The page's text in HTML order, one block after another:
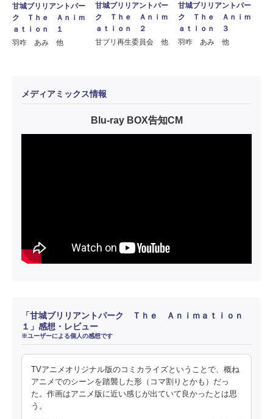
甘城ブリリアントパー
ク Ｔｈｅ Ａｎｉｍ
ａｔｉｏｎ １
羽咋 あみ 他
甘城ブリリアントパー
ク Ｔｈｅ Ａｎｉｍ
ａｔｉｏｎ ２
甘ブリ再生委員会 他
甘城ブリリアントパー
ク Ｔｈｅ Ａｎｉｍ
ａｔｉｏｎ ３
羽咋 あみ 他
メディアミックス情報
Blu-ray BOX告知CM
「甘城ブリリアントパーク Ｔｈｅ Ａｎｉｍａｔｉｏｎ
１」感想・レビュー
※ユーザーによる個人の感想です
TVアニメオリジナル版のコミカライズということで、概ね
アニメでのシーンを踏襲した形（コマ割りとかも）だっ
た。作画はアニメ版に近い感じが出ていて良かったとは思
う。